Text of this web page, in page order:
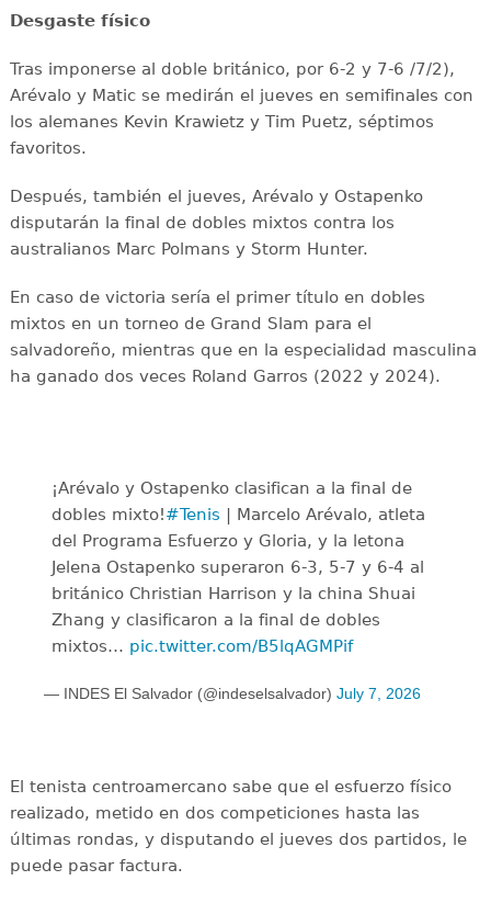
Desgaste físico
Tras imponerse al doble británico, por 6-2 y 7-6 /7/2),
Arévalo y Matic se medirán el jueves en semifinales con
los alemanes Kevin Krawietz y Tim Puetz, séptimos
favoritos.
Después, también el jueves, Arévalo y Ostapenko
disputarán la final de dobles mixtos contra los
australianos Marc Polmans y Storm Hunter.
En caso de victoria sería el primer título en dobles
mixtos en un torneo de Grand Slam para el
salvadoreño, mientras que en la especialidad masculina
ha ganado dos veces Roland Garros (2022 y 2024).
¡Arévalo y Ostapenko clasifican a la final de
dobles mixto!#Tenis | Marcelo Arévalo, atleta
del Programa Esfuerzo y Gloria, y la letona
Jelena Ostapenko superaron 6-3, 5-7 y 6-4 al
británico Christian Harrison y la china Shuai
Zhang y clasificaron a la final de dobles
mixtos… pic.twitter.com/B5lqAGMPif
— INDES El Salvador (@indeselsalvador) July 7, 2026
El tenista centroamercano sabe que el esfuerzo físico
realizado, metido en dos competiciones hasta las
últimas rondas, y disputando el jueves dos partidos, le
puede pasar factura.